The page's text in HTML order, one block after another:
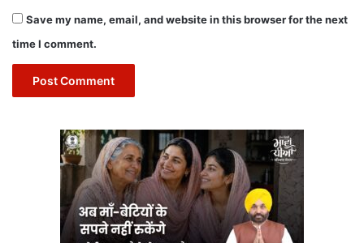
Save my name, email, and website in this browser for the next
time I comment.